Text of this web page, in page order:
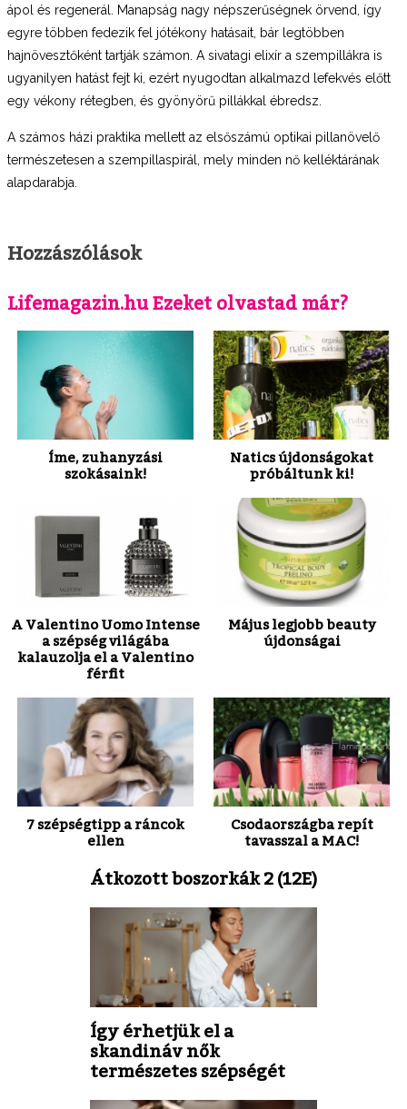
ápol és regenerál. Manapság nagy népszerűségnek örvend, így
egyre többen fedezik fel jótékony hatásait, bár legtöbben
hajnövesztőként tartják számon. A sivatagi elixír a szempillákra is
ugyanilyen hatást fejt ki, ezért nyugodtan alkalmazd lefekvés előtt
egy vékony rétegben, és gyönyörű pillákkal ébredsz.
A számos házi praktika mellett az elsőszámú optikai pillanövelő
természetesen a szempillaspirál, mely minden nő kelléktárának
alapdarabja.
Hozzászólások
Lifemagazin.hu Ezeket olvastad már?
Íme, zuhanyzási
szokásaink!
Natics újdonságokat
próbáltunk ki!
A Valentino Uomo Intense
a szépség világába
kalauzolja el a Valentino
férfit
Május legjobb beauty
újdonságai
7 szépségtipp a ráncok
ellen
Csodaországba repít
tavasszal a MAC!
Átkozott boszorkák 2 (12E)
Így érhetjük el a
skandináv nők
természetes szépségét